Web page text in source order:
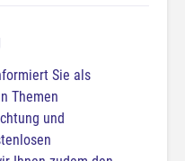
Sie als
Themen
und